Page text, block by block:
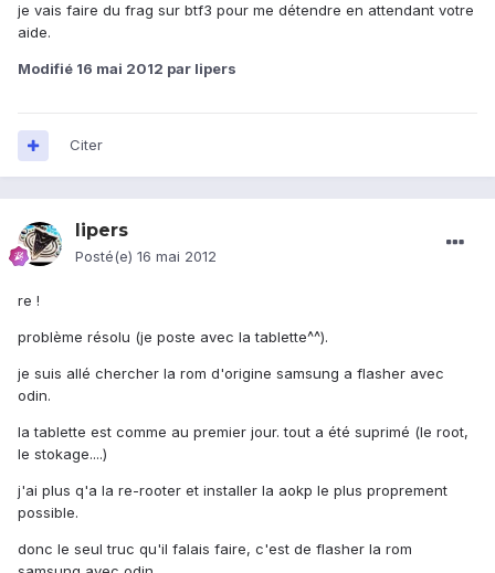
je vais faire du frag sur btf3 pour me détendre en attendant votre
aide.
Modifié 16 mai 2012 par lipers
Citer
lipers
Posté(e) 16 mai 2012
re !
problème résolu (je poste avec la tablette^^).
je suis allé chercher la rom d'origine samsung a flasher avec
odin.
la tablette est comme au premier jour. tout a été suprimé (le root,
le stokage....)
j'ai plus q'a la re-rooter et installer la aokp le plus proprement
possible.
donc le seul truc qu'il falais faire, c'est de flasher la rom